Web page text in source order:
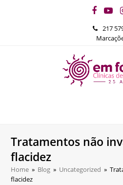
217
Tratamentos não
flacidez
Home » Blog » Uncategorized »
flacidez